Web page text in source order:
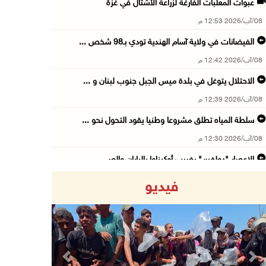
عبوات المعلبات الفارغة لزراعة الأشتال في غزة
08/آب/2026 12:53 م
الفيضانات في ولاية آسام الهندية تودي بـ98 شخص ...
08/آب/2026 12:42 م
الاحتلال يتوغل في بلدة ميس الجبل جنوب لبنان و ...
08/آب/2026 12:39 م
سلطة المياه تطلق مشروعا وطنيا يقود التحول نحو ...
08/آب/2026 12:30 م
الإعصار "دولفين" يضرب أوكيناوا باليابان والصي ...
08/آب/2026 11:44 ص
الاحتلال يواصل تجريف أراضٍ في سنجل شمال رام ...
08/آب/2026 11:35 ص
فيديو
Previous Next